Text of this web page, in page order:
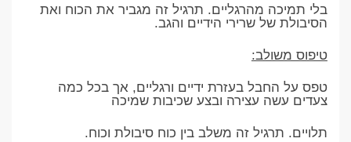
בלי תמיכה מהרגליים. תרגיל זה מגביר את הכוח ואת
הסיבולת של שרירי הידיים והגב.
טיפוס משולב:
טפס על החבל בעזרת ידיים ורגליים, אך בכל כמה
צעדים עשה עצירה ובצע שכיבות שמיכה
תלויים. תרגיל זה משלב בין כוח סיבולת וכוח.